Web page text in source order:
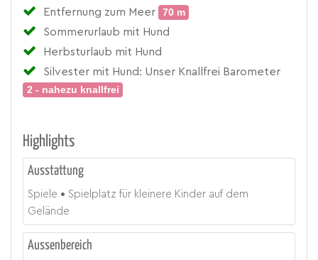
Entfernung zum Meer
70 m
Sommerurlaub mit Hund
Herbsturlaub mit Hund
Silvester mit Hund: Unser Knallfrei Barometer
2 - nahezu knallfrei
Highlights
Ausstattung
Spiele
Spielplatz für kleinere Kinder auf dem
Gelände
Aussenbereich